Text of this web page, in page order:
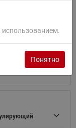
использованием.
Понятно